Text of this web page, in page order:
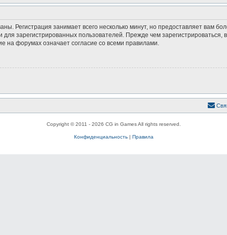
Регистрация занимает всего несколько минут, но предоставляет вам
зарегистрированных пользователей. Прежде чем зарегистрироваться,
форумах означает согласие со всеми правилами.
Copyright © 2011 - 2026 CG in Games All rights reserved.
Конфиденциальность| Правила